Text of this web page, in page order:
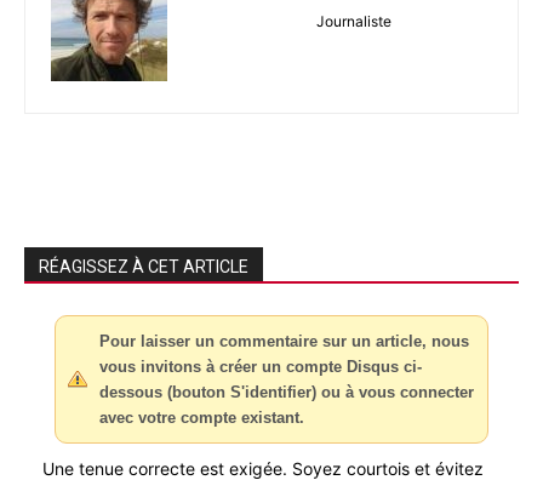
Journaliste
RÉAGISSEZ À CET ARTICLE
Pour laisser un commentaire sur un article, nous
vous invitons à créer un compte Disqus ci-
dessous (bouton S'identifier) ou à vous connecter
avec votre compte existant.
Une tenue correcte est exigée. Soyez courtois et évitez